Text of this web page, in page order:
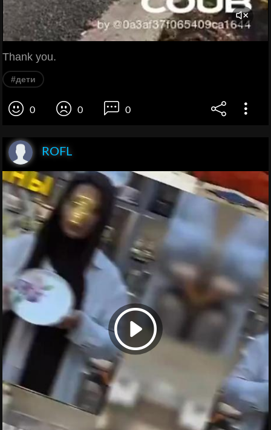
Thank you.
#дети
0 0 0
ROFL